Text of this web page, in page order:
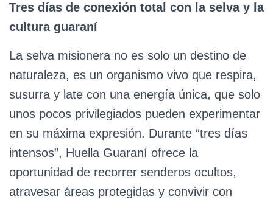
Tres días de conexión total con la selva y la
cultura guaraní
La selva misionera no es solo un destino de
naturaleza, es un organismo vivo que respira,
susurra y late con una energía única, que solo
unos pocos privilegiados pueden experimentar
en su máxima expresión. Durante “tres días
intensos”, Huella Guaraní ofrece la
oportunidad de recorrer senderos ocultos,
atravesar áreas protegidas y convivir con